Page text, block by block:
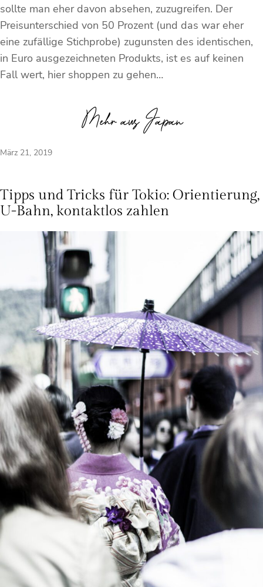
sollte man eher davon absehen, zuzugreifen. Der
Preisunterschied von 50 Prozent (und das war eher
eine zufällige Stichprobe) zugunsten des identischen,
in Euro ausgezeichneten Produkts, ist es auf keinen
Fall wert, hier shoppen zu gehen…
Mehr aus Japan
März 21, 2019
Tipps und Tricks für Tokio: Orientierung,
U-Bahn, kontaktlos zahlen